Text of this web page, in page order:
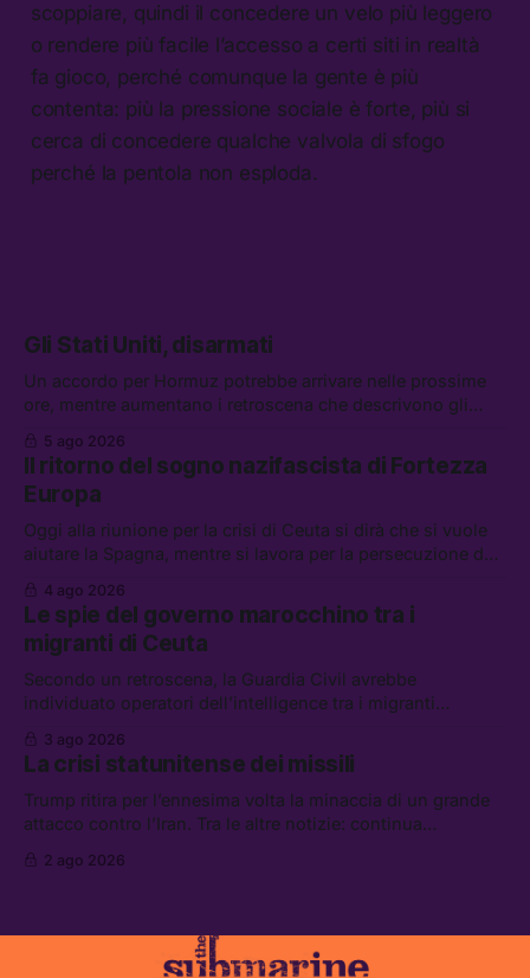
scoppiare, quindi il concedere un velo più leggero
o rendere più facile l’accesso a certi siti in realtà
fa gioco, perché comunque la gente è più
contenta: più la pressione sociale è forte, più si
cerca di concedere qualche valvola di sfogo
perché la pentola non esploda.
Gli Stati Uniti, disarmati
Un accordo per Hormuz potrebbe arrivare nelle prossime
ore, mentre aumentano i retroscena che descrivono gli
Stati Uniti come disarmati. Tra le altre notizie: le storie di
chi aspetta i dispersi di Ceuta, il boom dei carburanti
diluiti, e quanti attivisti anti data center sono stati arrestati
5 ago 2026
Il ritorno del sogno nazifascista di Fortezza
Europa
Oggi alla riunione per la crisi di Ceuta si dirà che si vuole
aiutare la Spagna, mentre si lavora per la persecuzione dei
migranti. Tra le altre notizie: l’esplosione di aborti
spontanei a Gaza, un giovane di 19 anni è morto sotto il
sole per raccogliere pomodori, e cosa dice l’AI Act europeo
4 ago 2026
Le spie del governo marocchino tra i
migranti di Ceuta
Secondo un retroscena, la Guardia Civil avrebbe
individuato operatori dell’intelligence tra i migranti
coinvolti nell’incidente di Ceuta. Tra le altre notizie: le IDF
hanno ucciso 19 persone a Gaza; le tensioni nel campo
largo sugli armamenti per l’Ucraina; e quanto costa una
Xbox adesso?
3 ago 2026
La crisi statunitense dei missili
Trump ritira per l’ennesima volta la minaccia di un grande
attacco contro l’Iran. Tra le altre notizie: continua
l’aggressione della Spagna da parte degli stati europei, il
piano della maggioranza per blindare le chat di Delmastro,
2 ago 2026